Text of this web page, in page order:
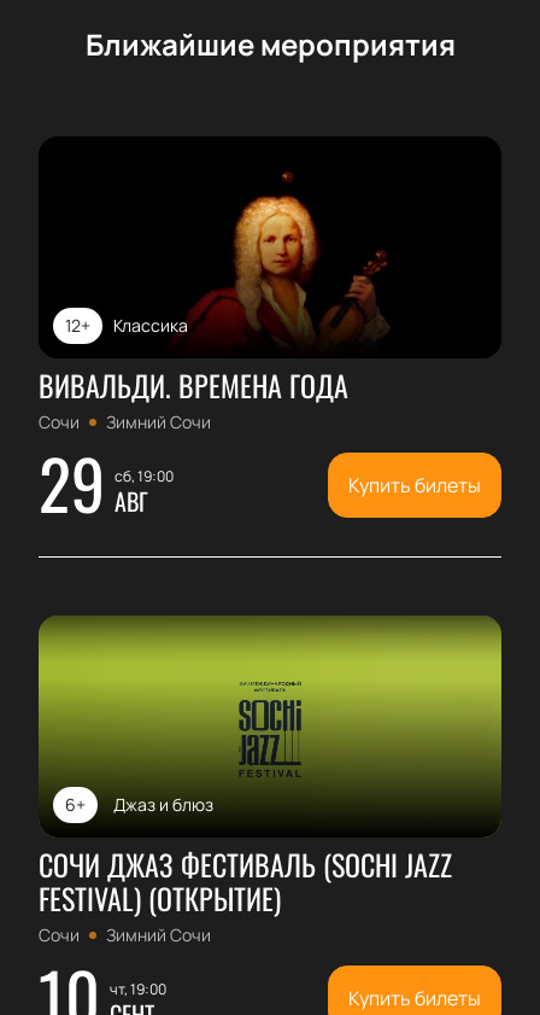
в исполнении выдающихся артистов в одном из
лучших концертных залов города.
Ближайшие мероприятия
Классика
12+
ВИВАЛЬДИ. ВРЕМЕНА ГОДА
Сочи Зимний Сочи
29 сб, 19:00
АВГ Купить билеты
Джаз и блюз
6+
СОЧИ ДЖАЗ ФЕСТИВАЛЬ (SOCHI JAZZ
FESTIVAL) (ОТКРЫТИЕ)
Сочи Зимний Сочи
чт, 19:00 Купить билеты